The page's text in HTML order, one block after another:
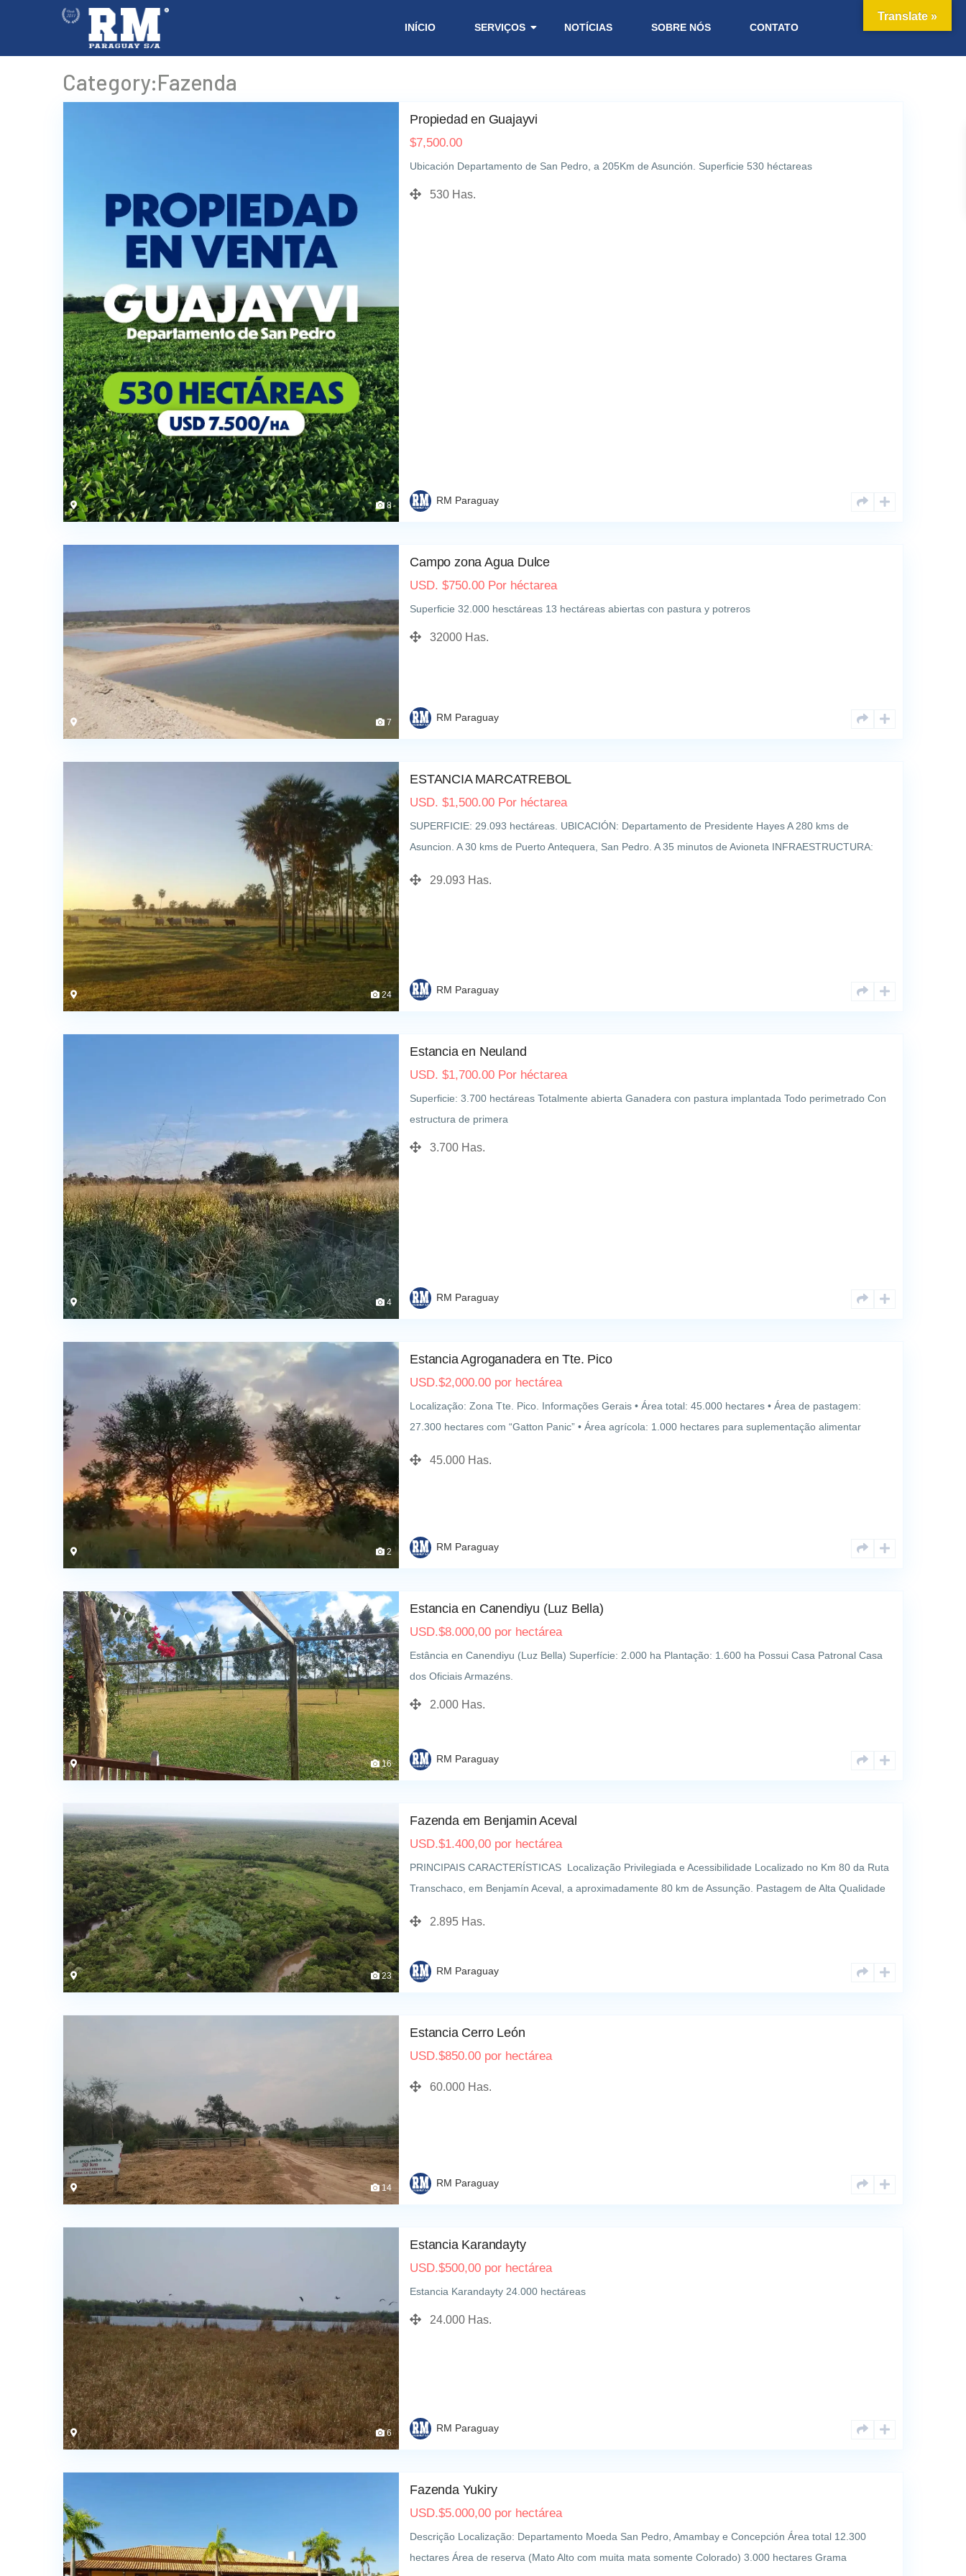
INÍCIO SERVIÇOS NOTÍCIAS SOBRE NÓS CONTATO
Category:Fazenda
8
Propiedad en Guajayvi
$7,500.00
Ubicación Departamento de San Pedro, a 205Km de Asunción. Superficie 530 héctareas
530 Has.
RM Paraguay
7
Campo zona Agua Dulce
USD.$750.00 Por héctarea
Superficie 32.000 hesctáreas 13 hectáreas abiertas con pastura y potreros
32000 Has.
RM Paraguay
24
ESTANCIA MARCATREBOL
USD.$1,500.00 Por héctarea
SUPERFICIE: 29.093 hectáreas. UBICACIÓN: Departamento de Presidente Hayes A 280 kms de
Asuncion. A 30 kms de Puerto Antequera, San Pedro. A 35 minutos de Avioneta INFRAESTRUCTURA:
Contador y Jefe de Máquinas,
29.093 Has.
RM Paraguay
4
Estancia en Neuland
USD.$1,700.00 Por héctarea
Superficie: 3.700 hectáreas Totalmente abierta Ganadera con pastura implantada Todo perimetrado Con
estructura de primera
3.700 Has.
RM Paraguay
2
Estancia Agroganadera en Tte. Pico
USD.$2,000.00 por hectárea
Localização: Zona Tte. Pico. Informações Gerais • Área total: 45.000 hectares • Área de pastagem:
27.300 hectares com “Gatton Panic” • Área agrícola: 1.000 hectares para suplementação alimentar
estimada: 15.000 bezerros Infraestrutura Pecuária •
45.000 Has.
RM Paraguay
16
Estancia en Canendiyu (Luz Bella)
USD.$8.000,00 por hectárea
Estância en Canendiyu (Luz Bella) Superfície: 2.000 ha Plantação: 1.600 ha Possui Casa Patronal Casa
dos Oficiais Armazéns.
2.000 Has.
RM Paraguay
23
Fazenda em Benjamin Aceval
USD.$1.400,00 por hectárea
PRINCIPAIS CARACTERÍSTICAS Localização Privilegiada e Acessibilidade Localizado no Km 80 da Ruta
Transchaco, em Benjamín Aceval, a aproximadamente 80 km de Assunção. Pastagem de Alta Qualidade
condição, com 15% de reserva florestal para
2.895 Has.
RM Paraguay
14
Estancia Cerro León
USD.$850.00 por hectárea
60.000 Has.
RM Paraguay
6
Estancia Karandayty
USD.$500,00 por hectárea
Estancia Karandayty 24.000 hectáreas
24.000 Has.
RM Paraguay
Fazenda Yukiry
USD.$5.000,00 por hectárea
Descrição Localização: Departamento Moeda San Pedro, Amambay e Concepción Área total 12.300
hectares Área de reserva (Mato Alto com muita mata somente Colorado) 3.000 hectares Grama
Translate »